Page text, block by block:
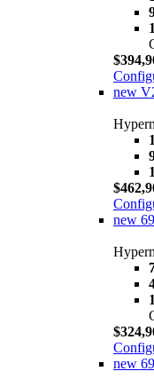
new
new
new